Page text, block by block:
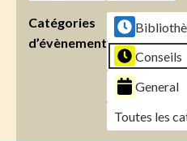
Catégories
d’évènement
Conseils
General
Toutes les